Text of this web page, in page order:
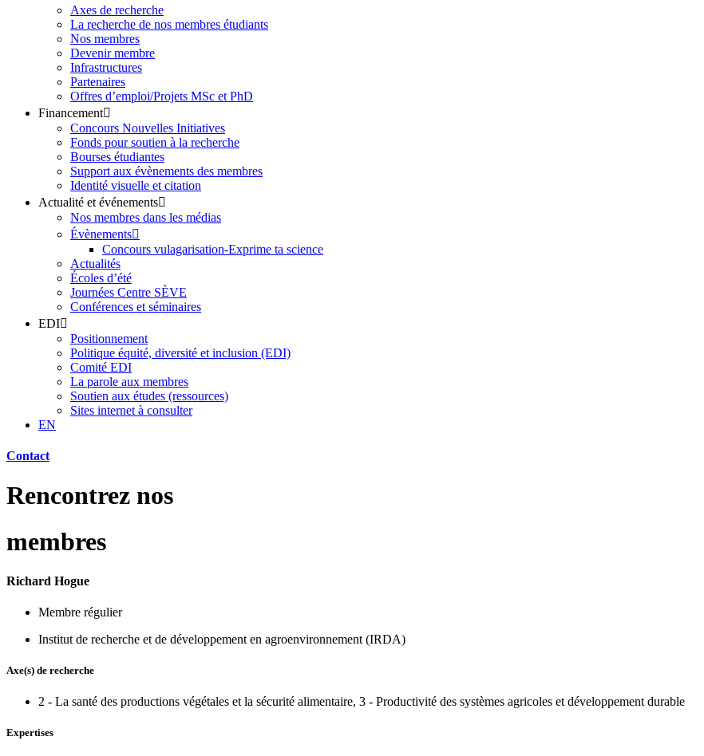
Axes de recherche
La recherche de nos membres étudiants
Nos membres
Devenir membre
Infrastructures
Partenaires
Offres d’emploi/Projets MSc et PhD
Financement
Concours Nouvelles Initiatives
Fonds pour soutien à la recherche
Bourses étudiantes
Support aux évènements des membres
Identité visuelle et citation
Actualité et événements
Nos membres dans les médias
Évènements
Concours vulagarisation-Exprime ta science
Actualités
Écoles d’été
Journées Centre SÈVE
Conférences et séminaires
EDI
Positionnement
Politique équité, diversité et inclusion (EDI)
Comité EDI
La parole aux membres
Soutien aux études (ressources)
Sites internet à consulter
EN
Contact
Rencontrez nos
membres
Richard Hogue
Membre régulier
Institut de recherche et de développement en agroenvironnement (IRDA)
Axe(s) de recherche
2 - La santé des productions végétales et la sécurité alimentaire, 3 - Productivité des systèmes agricoles et développement durable
Expertises